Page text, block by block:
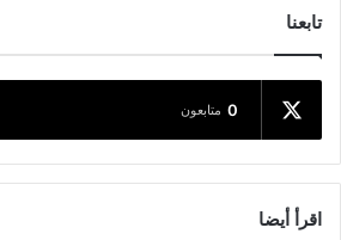
تابعنا
0 متابعون
اقرأ أيضا